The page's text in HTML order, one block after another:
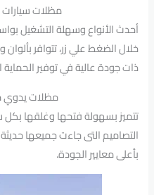
مظلات سيارات
أحدث الأنواع وسهلة التشغيل
خلال الضغط علي زر، تتوافر
ذات جودة عالية في توفير
مظلات يدوي
تتميز بسهولة فتحها وغلقها
التصاميم التى جاءت جميعها
بأعلى معايير الجودة.